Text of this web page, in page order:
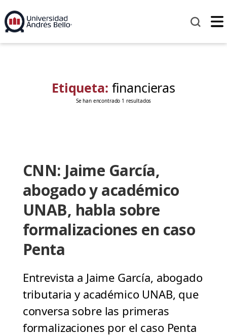
Etiqueta: financieras
Se han encontrado 1 resultados
CNN: Jaime García,
abogado y académico
UNAB, habla sobre
formalizaciones en caso
Penta
Entrevista a Jaime García, abogado
tributaria y académico UNAB, que
conversa sobre las primeras
formalizaciones por el caso Penta